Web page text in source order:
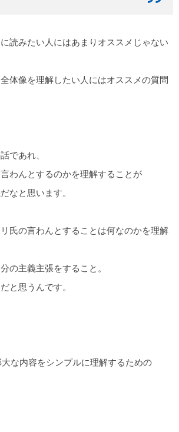
読みたい人にはあまりオススメじゃない
体像を理解したい人にはオススメの質問
であれ、
わんとするのかを理解することが
なと思います。
氏の言わんとすることは何なのかを理解
の主義主張をすること。
と思うんです。
な内容をシンプルに理解するための